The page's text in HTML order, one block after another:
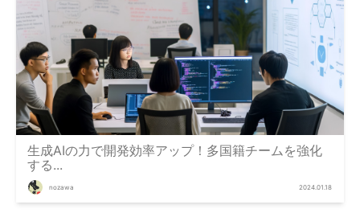
生成AIの力で開発効率アップ！多国籍チームを強化
する...
nozawa 2024.01.18